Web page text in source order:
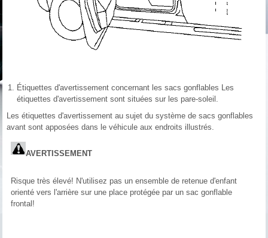
Étiquettes d'avertissement concernant les sacs gonflables Les
étiquettes d'avertissement sont situées sur les pare-soleil.
Les étiquettes d'avertissement au sujet du système de sacs gonflables
avant sont apposées dans le véhicule aux endroits illustrés.
AVERTISSEMENT
Risque très élevé! N'utilisez pas un ensemble de retenue d'enfant
orienté vers l'arrière sur une place protégée par un sac gonflable
frontal!